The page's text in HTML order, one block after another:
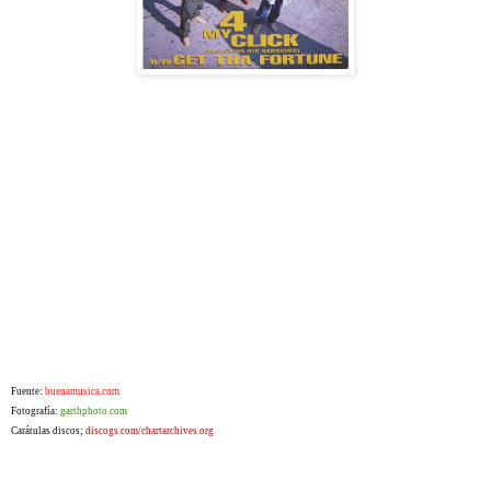
Fuente: buenamusica.com
Fotografía: garthphoto.com
Carátulas discos; discogs.com/chartarchives.org